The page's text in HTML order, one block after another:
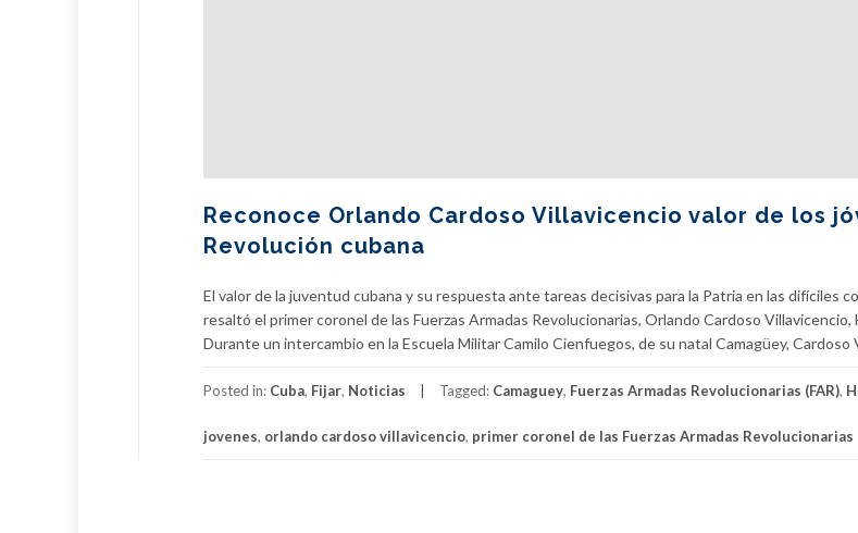
Reconoce Orlando Cardoso Villavicencio valor de los
Revolución cubana
El valor de la juventud cubana y su respuesta ante tareas decisivas para la Patria en las difíciles
resaltó el primer coronel de las Fuerzas Armadas Revolucionarias, Orlando Cardoso Villavicencio,
Durante un intercambio en la Escuela Militar Camilo Cienfuegos, de su natal Camagüey, Cardoso
Posted in: Cuba, Fijar, Noticias Tagged: Camaguey, Fuerzas Armadas Revolucionarias (FAR),
jovenes, orlando cardoso villavicencio, primer coronel de las Fuerzas Armadas Revolucionarias